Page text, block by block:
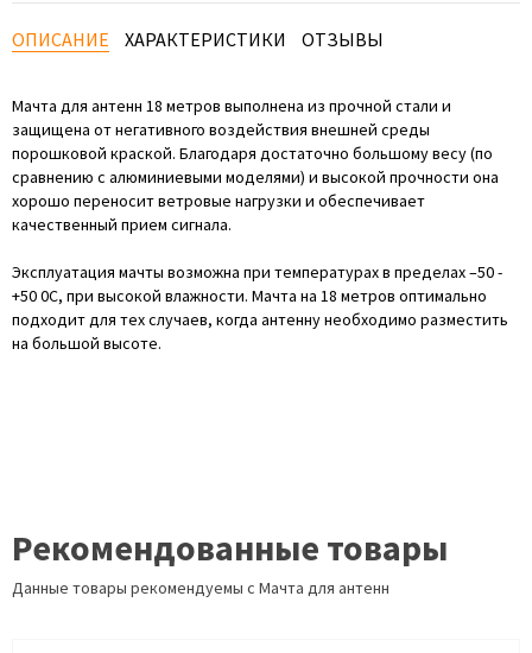
ОПИСАНИЕ ХАРАКТЕРИСТИКИ ОТЗЫВЫ
Мачта для антенн 18 метров выполнена из прочной стали и
защищена от негативного воздействия внешней среды
порошковой краской. Благодаря достаточно большому весу (по
сравнению с алюминиевыми моделями) и высокой прочности она
хорошо переносит ветровые нагрузки и обеспечивает
качественный прием сигнала.
Эксплуатация мачты возможна при температурах в пределах –50 -
+50 0С, при высокой влажности. Мачта на 18 метров оптимально
подходит для тех случаев, когда антенну необходимо разместить
на большой высоте.
Рекомендованные товары
Данные товары рекомендуемы с Мачта для антенн